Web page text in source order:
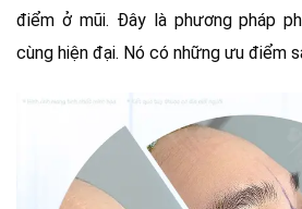
điểm ở mũi. Đây là phương pháp
cùng hiện đại. Nó có những ưu điểm